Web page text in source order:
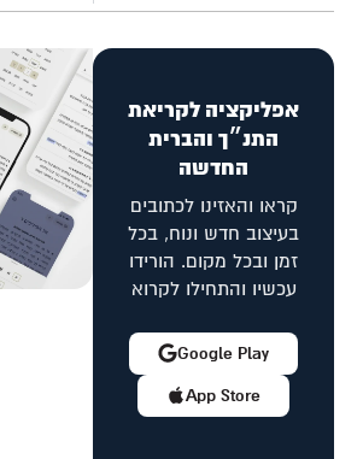
אפליקציה לקריאת
התנ״ך והברית
החדשה
קראו והאזינו לכתובים
בעיצוב חדש ונוח, בכל
זמן ובכל מקום. הורידו
עכשיו והתחילו לקרוא
App Store
Google Play